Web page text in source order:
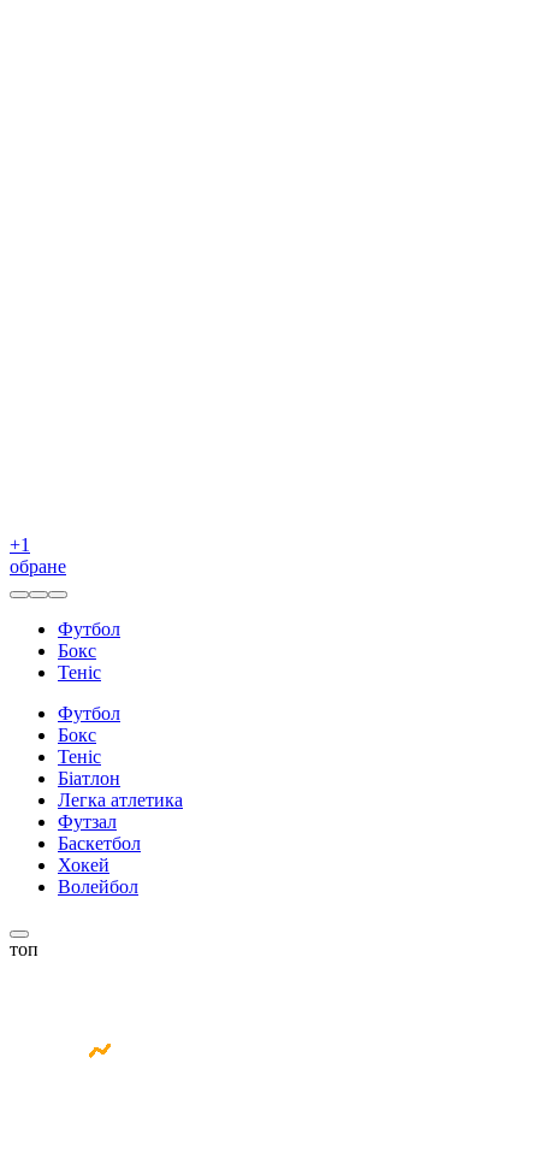
+1
обране
Футбол
Бокс
Теніс
Футбол
Бокс
Теніс
Біатлон
Легка атлетика
Футзал
Баскетбол
Хокей
Волейбол
топ